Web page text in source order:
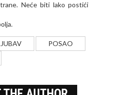
Neće biti lako postići
POSAO